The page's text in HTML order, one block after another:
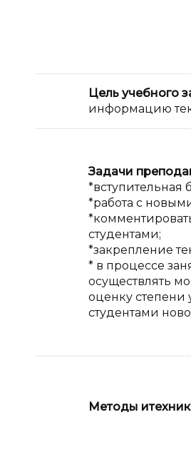
Цель учебного
информацию
Задачи
*вступительная
*работа с
студентами;
*закрепление
* в процессе
осуществлять
оценку степени
студентами
Методы и